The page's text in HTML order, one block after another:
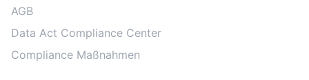
AGB
Data Act Compliance Center
Compliance Maßnahmen